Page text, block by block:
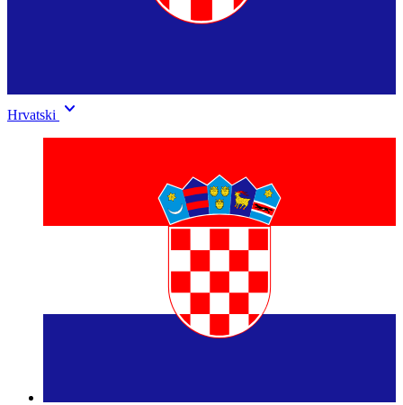
Hrvatski keyboard_arrow_down